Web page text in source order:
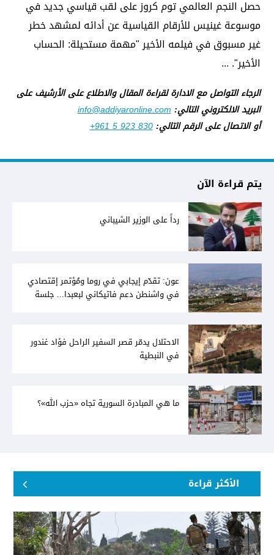
حصل النجم العالمي توم كروز على لقب قياسي جديد في
موسوعة غينيس للأرقام القياسية عن أدائه لمشهد خطر
غير مسبوق في فيلمه الأخير "مهمة مستحيلة: الحساب
الأخير". ...
الرجاء التواصل مع الادارة لقراءة المقال والاطلاع على الأرشيف على
البريد الالكتروني التالي:info@addiyaronline.com
أو الاتصال على الرقم التالي:+961 5 923 830
يتم قراءة الآن
رداً على الوزير الشيباني
عون: تقدّم إيجابي في روما ومُؤتمر إقتصادي
في واشنطن دعم فاتيكاني لبعبدا... جلسة
الاحتلال يدمّر قصر السفير الراحل فؤاد غندور
في النبطية
ما هي المبادرة السورية تجاه «حزب الله»؟
الأكثر قراءة